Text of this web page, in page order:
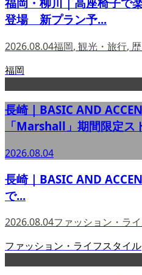
登場 新プラン予...
2026.08.04福岡, 観光・旅行,
福岡
長崎｜BASIC AND
「Marshall」期間限定ス
2026.08.04
長崎｜BASIC AND
で...
2026.08.04ファッション・ラ
ファッション・ライフスタイル